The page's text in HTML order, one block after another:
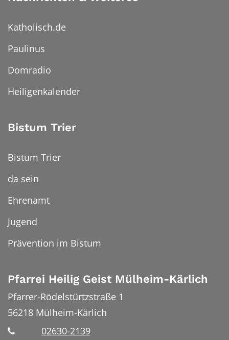
Katholisch.de
Paulinus
Domradio
Heiligenkalender
Bistum Trier
Bistum Trier
da sein
Ehrenamt
Jugend
Prävention im Bistum
Pfarrei Heilig Geist Mülheim-Kärlich
Pfarrer-Rödelstürtzstraße 1
56218 Mülheim-Kärlich
02630-2139